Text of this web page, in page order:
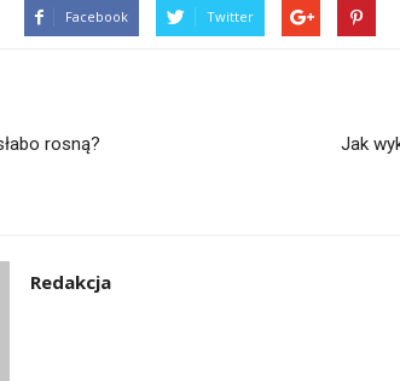
Facebook Twitter
rosną?
Jak
Redakcja